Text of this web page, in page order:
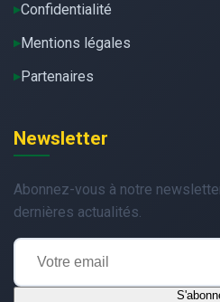
Confidentialité
Mentions légales
Partenaires
Newsletter
Abonnez-vous à notre
dernières actualités.